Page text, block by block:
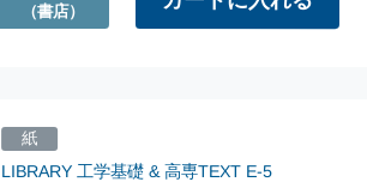
（書店）
LIBRARY 工学基礎 & 高専TEXTE-5
紙